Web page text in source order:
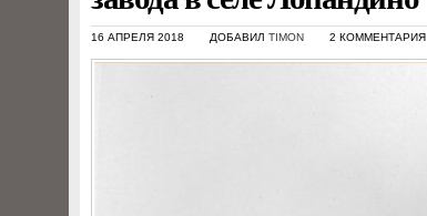
16 АПРЕЛЯ 2018 ДОБАВИЛ TIMON 2 КОММЕНТАРИЯ